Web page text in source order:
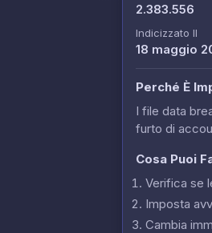
2.383.556
Indicizzato Il
18 maggio
Perché È
I file data
furto di
Cosa Puoi
Verifica se
Imposta
Cambia